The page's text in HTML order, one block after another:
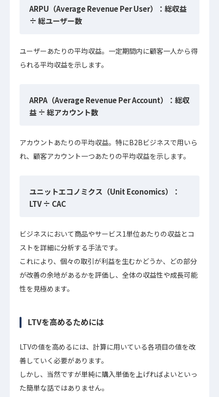
ARPU（Average Revenue Per User）：総収益
÷ 総ユーザー数
ユーザーあたりの平均収益。一定期間内に顧客一人から得
られる平均収益を示します。
ARPA（Average Revenue Per Account）：総収
益 ÷ 総アカウント数
アカウントあたりの平均収益。特にB2Bビジネスで用いら
れ、顧客アカウント一つあたりの平均収益を示します。
ユニットエコノミクス（Unit Economics）：
LTV ÷ CAC
ビジネスにおいて商品やサービス1単位あたりの収益とコ
ストを詳細に分析する手法です。
これにより、個々の取引が利益を生むかどうか、どの部分
が改善の余地があるかを評価し、全体の収益性や成長可能
性を見極めます。
LTVを高めるためには
LTVの値を高めるには、計算に用いている各項目の値を改
善していく必要があります。
しかし、当然ですが単純に購入単価を上げればよいといっ
た簡単な話ではありません。